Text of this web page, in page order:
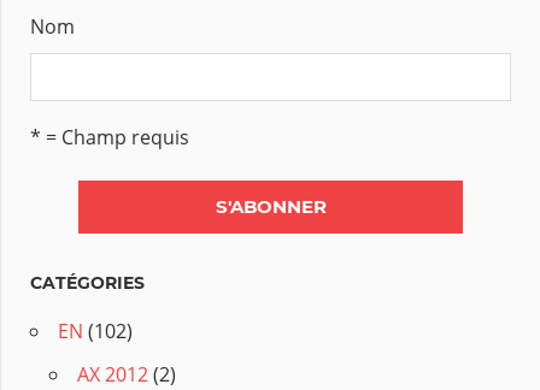
Nom
* = Champ requis
CATÉGORIES
EN (102)
AX 2012(2)